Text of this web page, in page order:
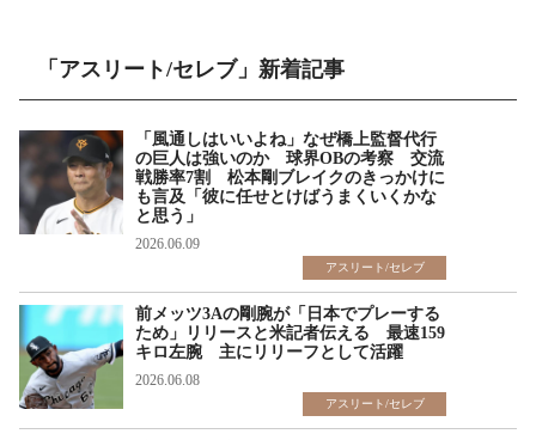
「アスリート/セレブ」新着記事
「風通しはいいよね」なぜ橋上監督代行
の巨人は強いのか 球界OBの考察 交流
戦勝率7割 松本剛ブレイクのきっかけに
も言及「彼に任せとけばうまくいくかな
と思う」
2026.06.09
アスリート/セレブ
前メッツ3Aの剛腕が「日本でプレーする
ため」リリースと米記者伝える 最速159
キロ左腕 主にリリーフとして活躍
2026.06.08
アスリート/セレブ